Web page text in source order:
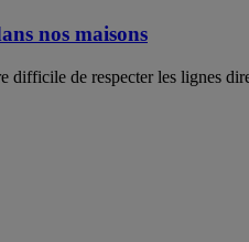
nos maisons
de respecter les lignes